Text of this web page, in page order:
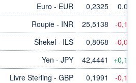
Euro - EUR 0,2325
Roupie - INR 25,5138 -
Shekel - ILS 0,8068 -
Yen - JPY 42,4441
Livre Sterling - GBP 0,1991 -